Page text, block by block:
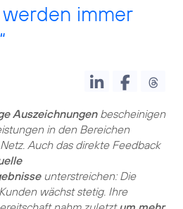
immer
Auszeichnungenbescheinigen
in den Bereichen
Auch das direkte Feedback
unterstreichen: Die
wächst stetig. Ihre